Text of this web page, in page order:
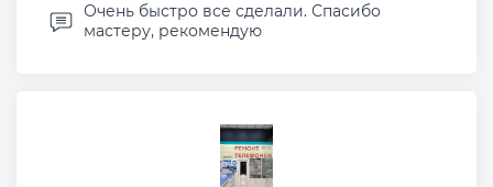
Очень быстро все сделали. Спасибо
мастеру, рекомендую